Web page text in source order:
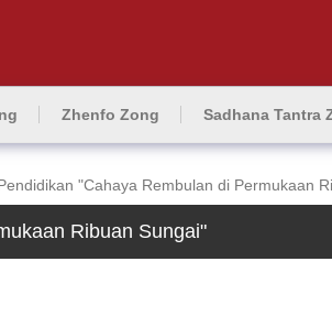
Zhenfo Zong Sadhana Tantra
"Cahaya Rembulan di Permukaan
Ribuan Sungai"